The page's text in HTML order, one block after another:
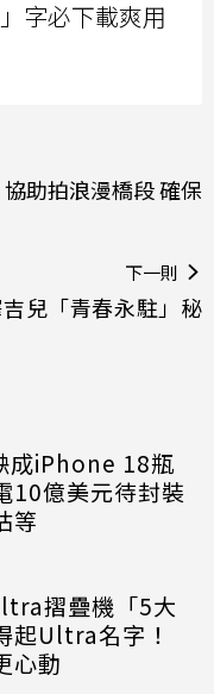
字必下載爽用
助拍浪漫橋段 確保
下一則
兒「青春永駐」秘
成iPhone 18瓶
10億美元待封裝
等
摺疊機「5大
起Ultra名字！
心動